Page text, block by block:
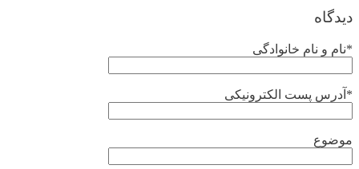
دیدگاه
*نام و نام خانوادگی
*آدرس پست الکترونیکی
موضوع